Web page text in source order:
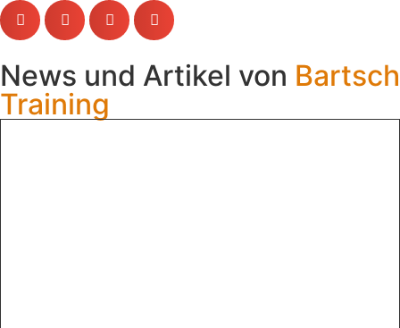
News und Artikel von Bartsch
Training